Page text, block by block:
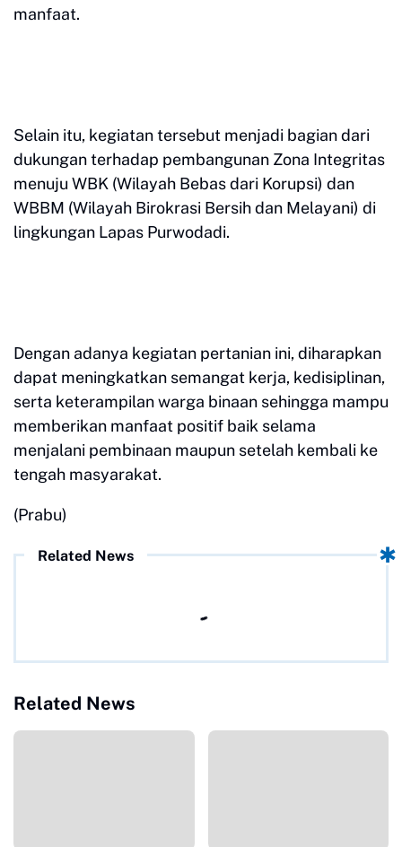
manfaat.
Selain itu, kegiatan tersebut menjadi bagian dari
dukungan terhadap pembangunan Zona Integritas
menuju WBK (Wilayah Bebas dari Korupsi) dan
WBBM (Wilayah Birokrasi Bersih dan Melayani) di
lingkungan Lapas Purwodadi.
Dengan adanya kegiatan pertanian ini, diharapkan
dapat meningkatkan semangat kerja, kedisiplinan,
serta keterampilan warga binaan sehingga mampu
memberikan manfaat positif baik selama
menjalani pembinaan maupun setelah kembali ke
tengah masyarakat.
(Prabu)
Related News
Related News